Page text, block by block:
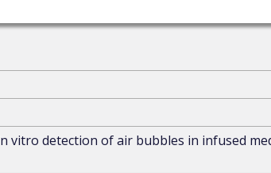
detection of air bubbles in infused